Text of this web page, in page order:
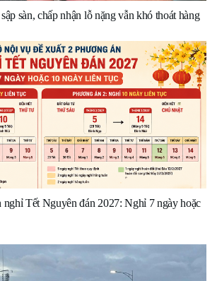
sàn, chấp nhận lỗ nặng vẫn khó thoát hàng
Tết Nguyên đán 2027: Nghỉ 7 ngày hoặc